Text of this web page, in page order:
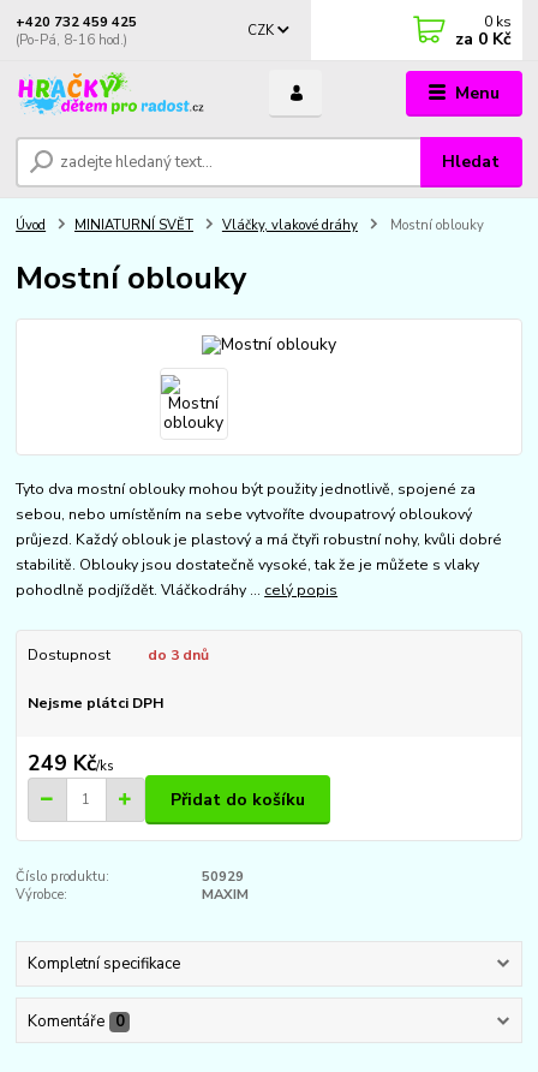
Menu
CZK
Hledat
+420 732 459 425
(Po-Pá, 8-16 hod.)
0 ks
za 0 Kč
Úvod MINIATURNÍ SVĚT Vláčky, vlakové dráhy Mostní oblouky
Mostní oblouky
Tyto dva mostní oblouky mohou být použity jednotlivě, spojené za
sebou, nebo umístěním na sebe vytvoříte dvoupatrový obloukový
průjezd. Každý oblouk je plastový a má čtyři robustní nohy, kvůli dobré
stabilitě. Oblouky jsou dostatečně vysoké, tak že je můžete s vlaky
pohodlně podjíždět. Vláčkodráhy ... celý popis
Dostupnost do 3 dnů
Nejsme plátci DPH
249 Kč/ks
Přidat do košíku
Číslo produktu:
50929
Výrobce:
MAXIM
Kompletní specifikace
Komentáře 0